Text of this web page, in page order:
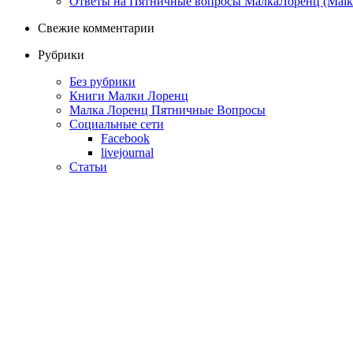
Свежие комментарии
Рубрики
Без рубрики
Книги Малки Лоренц
Малка Лоренц Пятничные Вопросы
Социальные сети
Facebook
livejournal
Статьи